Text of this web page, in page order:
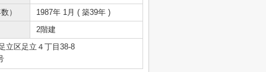
）
1987年 1月 ( 築39年 )
2階建
立区足立４丁目38-8